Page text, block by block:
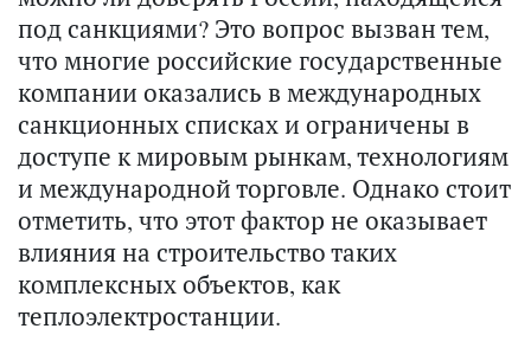
под санкциями? Это вопрос вызван тем,
что многие российские государственные
компании оказались в международных
санкционных списках и ограничены в
доступе к мировым рынкам, технологиям
и международной торговле. Однако стоит
отметить, что этот фактор не оказывает
влияния на строительство таких
комплексных объектов, как
теплоэлектростанции.